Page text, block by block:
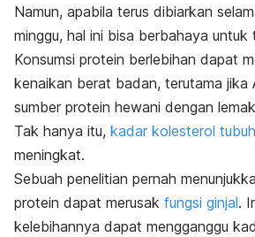
Namun, apabila terus dibiarkan
minggu, hal ini bisa berbahaya untuk
Konsumsi protein berlebihan dapat
kenaikan berat badan, terutama jika
sumber protein hewani dengan
Tak hanya itu, kadar kolesterol tubuh
meningkat.
Sebuah penelitian pernah
protein dapat merusak fungsi ginjal.
kelebihannya dapat mengganggu